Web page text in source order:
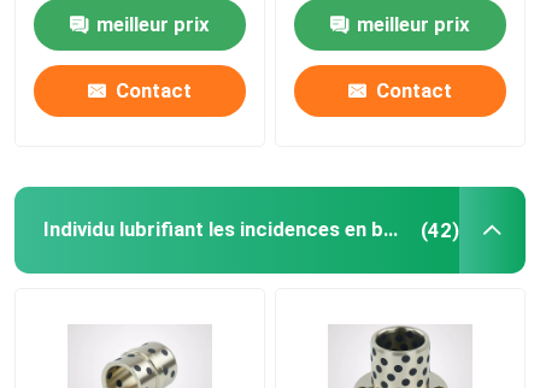
Visite d'usine
Contactez-nous
individu lubrifiant des incidences
durée de vie
meilleur prix
Contact
vitesse
meilleur prix
Contact
Individu lubrifiant les incidences en bronze (42)